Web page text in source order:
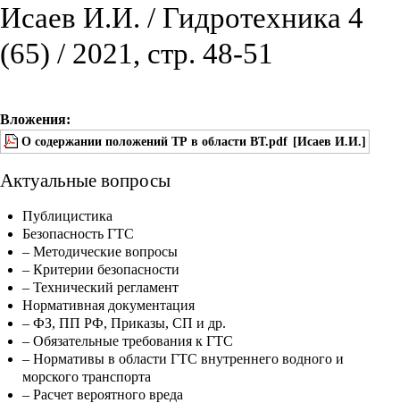
Исаев И.И. / Гидротехника 4
(65) / 2021, стр. 48-51
Вложения:
О содержании положений ТР в области ВТ.pdf [Исаев И.И.]
Актуальные вопросы
Публицистика
Безопасность ГТС
– Методические вопросы
– Критерии безопасности
– Технический регламент
Нормативная документация
– ФЗ, ПП РФ, Приказы, СП и др.
– Обязательные требования к ГТС
– Нормативы в области ГТС внутреннего водного и
морского транспорта
– Расчет вероятного вреда